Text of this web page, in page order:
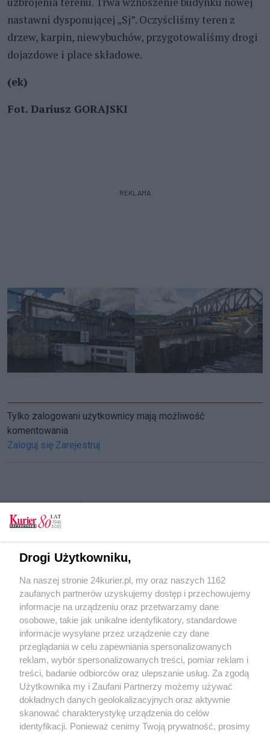
nastawni dysponującej „Sj”​. Oczyścliśmy teren z
drzew, karpin, niewybuchów​, przygotowaliśmy drogi
dojazdowe i place składowe.
(ek)
Fot. Dariusz GORAJSKI
REKLAMA
Tylko zalogowani użytkownicy mają możliwość
komentowania
Zaloguj się Zarejestruj
Widać pierwsze elementy konstrukcyjne. Budują
Beton na moście nad kanałem
Remont nad kanałem. Przebudowa do listopada
[GALERIA]
POGODA
19℃
Zobacz prognozę na 3 dni
Drogi Użytkowniku,
Na naszej stronie 24kurier.pl, my oraz naszych 1162
zaufanych partnerów uzyskujemy dostęp i przechowujemy
informacje na urządzeniu oraz przetwarzamy dane
osobowe, takie jak unikalne identyfikatory, standardowe
informacje wysyłane przez urządzenie czy dane
przeglądania w celu zapewniania spersonalizowanych
reklam, wybór spersonalizowanych treści, pomiar reklam i
treści, badanie odbiorców oraz ulepszanie usług. Za zgodą
Użytkownika my i Zaufani Partnerzy możemy używać
dokładnych danych geolokalizacyjnych oraz aktywnie
skanować charakterystykę urządzenia do celów
identyfikacji. Ponieważ cenimy Twoją prywatność, prosimy